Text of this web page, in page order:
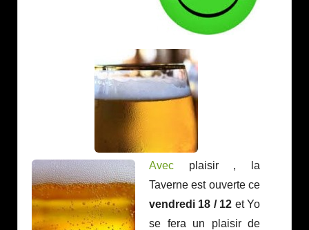
Avec plaisir , la
Taverne est ouverte ce
vendredi 18 / 12 et Yo
se fera un plaisir de